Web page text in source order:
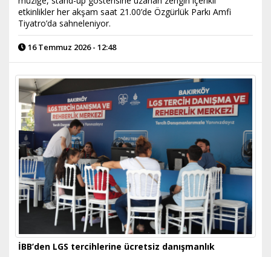
etkinlikler her akşam saat 21.00’de Özgürlük Parkı Amfi
Tiyatro’da sahneleniyor.
16 Temmuz 2026 - 12:48
İBB’den LGS tercihlerine ücretsiz danışmanlık